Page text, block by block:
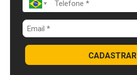
CADASTRAR